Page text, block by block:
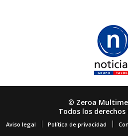
© Zeroa
Todos los derechos
Aviso legal Política de privacidad